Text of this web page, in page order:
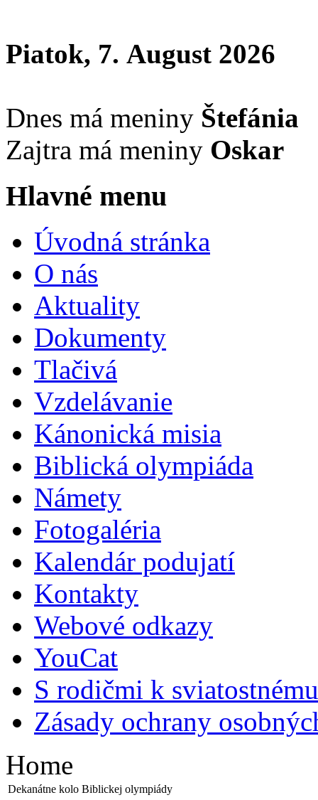
Piatok, 7. August 2026
Dnes má meniny Štefánia
Zajtra má meniny Oskar
Hlavné menu
Úvodná stránka
O nás
Aktuality
Dokumenty
Tlačivá
Vzdelávanie
Kánonická misia
Biblická olympiáda
Námety
Fotogaléria
Kalendár podujatí
Kontakty
Webové odkazy
YouCat
S rodičmi k
Zásady ochrany
Home
Dekanátne kolo Biblickej olympiády